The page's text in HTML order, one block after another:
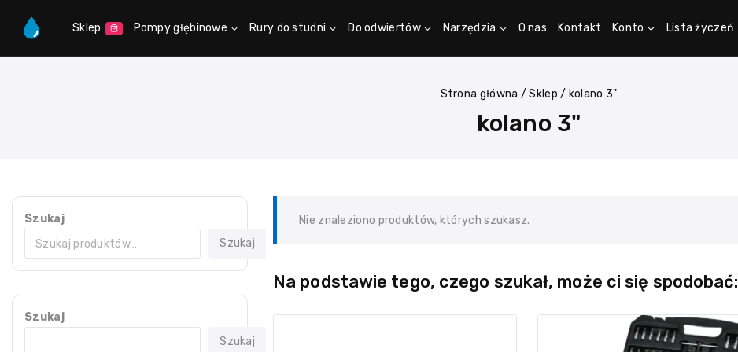
Sklep Pompy głębinowe Rury do studni Do odwiertów Narzędzia O nas Kontakt Konto Lista życzeń
Strona główna / Sklep / kolano 3"
kolano 3"
Nie znaleziono produktów, których szukasz.
Na podstawie tego, czego szukał, może ci się spodobać:
Szukaj
Szukaj
Szukaj
Szukaj